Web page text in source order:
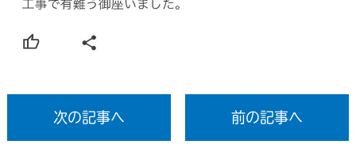
次の記事へ 前の記事へ